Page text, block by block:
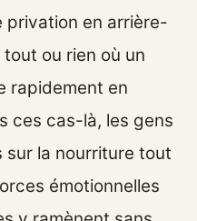
privation en arrière-
ou rien où un
rapidement en
ces cas-là, les gens
la nourriture tout
émotionnelles